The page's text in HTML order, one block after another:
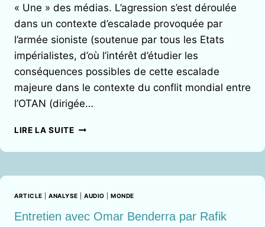
DE
LA
ET
DE
L’IDENTITÉ
« Une » des médias. L’agression s’est déroulée
dans un contexte d’escalade provoquée par
l’armée sioniste (soutenue par tous les Etats
impérialistes, d’où l’intérêt d’étudier les
conséquences possibles de cette escalade
majeure dans le contexte du conflit mondial entre
l’OTAN (dirigée…
LIRE LA SUITEQUELLES
DE
CONTRE
ARTICLE ANALYSE AUDIO MONDE
Entretien avec Omar Benderra par Rafik